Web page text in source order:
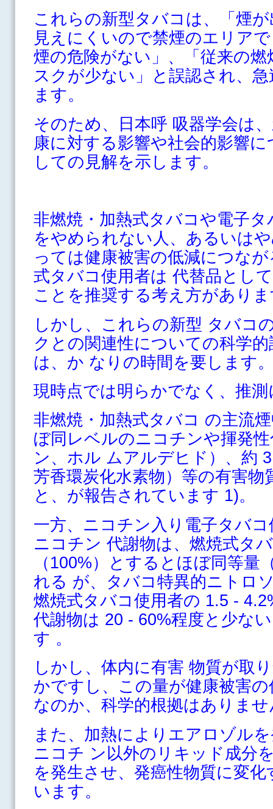
これらの新型タバコは、「煙
見えにくいので禁煙のエリア
煙の危険がない」、「従来の
スクが少ない」と誤認され、
ます。
そのため、日本呼 吸器学会は
康に対する影響や社会的影響
しての見解を示します。
非燃焼・加熱式タバコや電子
をやめられない人、あるいは
っては健康被害の低減につな
式タバコ使用者は 代替品とし
ことを推奨する考え方があり
しかし、これらの新型 タバコ
クとの関連性についての科学
は、か なりの時間を要します
現時点では明らかでなく、推
非燃焼・加熱式タバコ の主流
ぼ同レベルのニコチンや揮発
ン、ホル ムアルデヒド）、約
芳香環炭化水素物）等の有害
と、が報告されています 1)。
一方、ニコチン入り電子タバ
ニコチン 代謝物は、燃焼式タ
（100%）とするとほぼ同等量
れる が、タバコ特異的ニトロ
燃焼式タバコ使用者の 1.5 -
代謝物は 20 - 60%程度と少な
す 。
しかし、体内に有害 物質が取
かですし、この量が健康被害
なのか、科学的根拠はありませ
また、加熱によりエアロゾル
ニコチ ン以外のリキッド成分
を発生させ、発癌性物質に変
います。